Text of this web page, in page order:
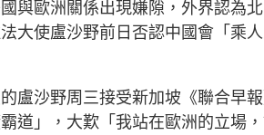
與歐洲關係出現嫌隙，外界認為
大使盧沙野前日否認中國會「乘
盧沙野周三接受新加坡《聯合早
道」，大歎「我站在歐洲的立場